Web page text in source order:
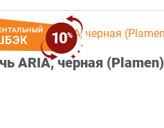
10%
ARIA, черная (Plamen)